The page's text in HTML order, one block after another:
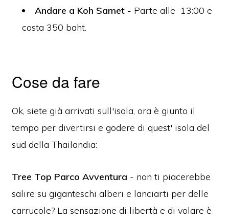
Andare a Koh Samet - Parte alle 13:00 e
costa 350 baht.
Cose da fare
Ok, siete già arrivati sull'isola, ora è giunto il
tempo per divertirsi e godere di quest' isola del
sud della Thailandia:
Tree Top Parco Avventura - non ti piacerebbe
salire su giganteschi alberi e lanciarti per delle
carrucole? La sensazione di libertà e di volare è